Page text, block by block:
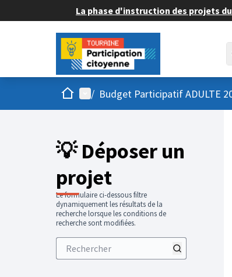
La phase d'instruction des projets
AccueilMenu principal
/ Budget Participatif ADULTE
💡 Déposer un
projet
Le formulaire ci-dessous filtre
dynamiquement les résultats de la
recherche lorsque les conditions de
recherche sont modifiées.